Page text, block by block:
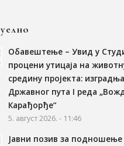
Обавештење – Увид у
процени утицаја на
средину пројекта: изградња
Државног пута I реда
Карађорђе“
5. август 2026. - 11:46
Јавни позив за подношење